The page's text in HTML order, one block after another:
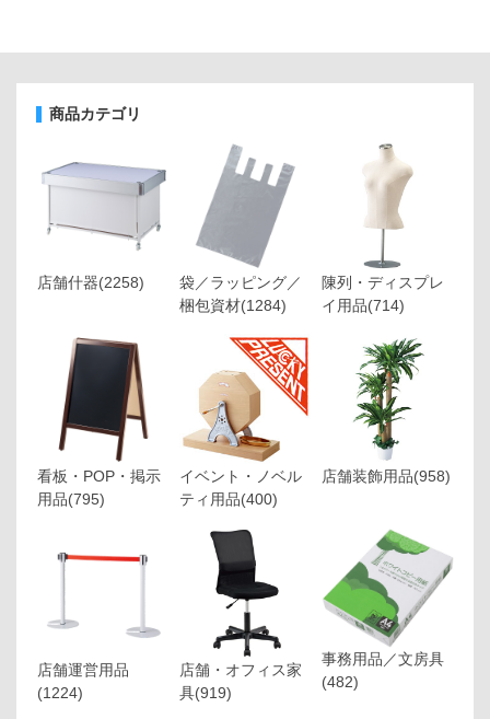
商品カテゴリ
店舗什器(2258)
袋／ラッピング／
梱包資材(1284)
陳列・ディスプレ
イ用品(714)
看板・POP・掲示
用品(795)
イベント・ノベル
ティ用品(400)
店舗装飾用品(958)
店舗運営用品
(1224)
店舗・オフィス家
具(919)
事務用品／文房具
(482)